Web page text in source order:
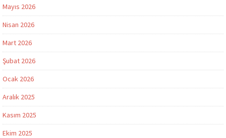
Mayıs 2026
Nisan 2026
Mart 2026
Şubat 2026
Ocak 2026
Aralık 2025
Kasım 2025
Ekim 2025